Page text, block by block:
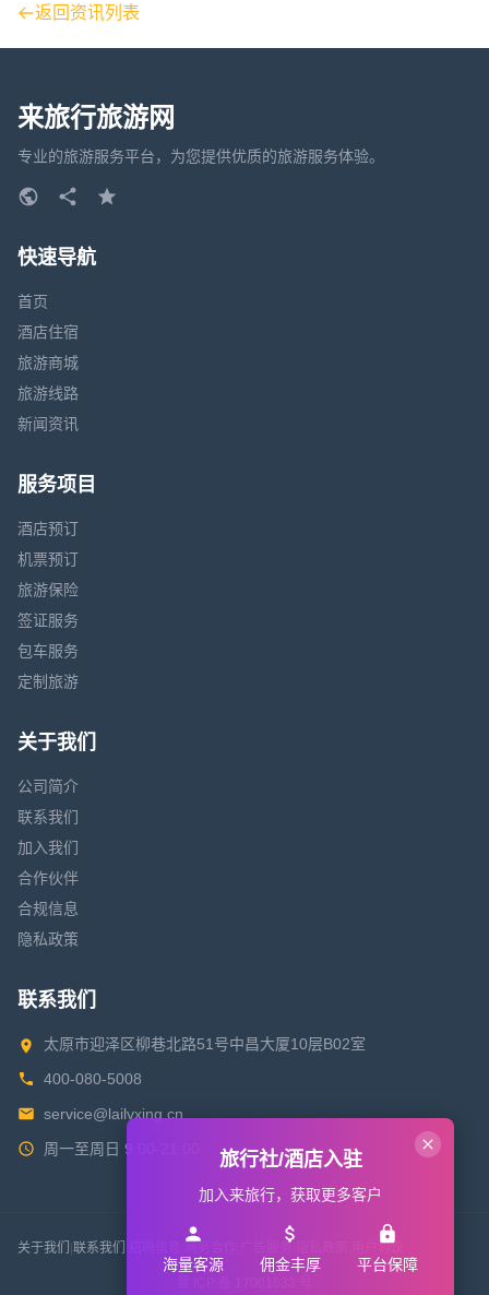
返回资讯列表
来旅行旅游网
专业的旅游服务平台，为您提供优质的旅游服务体验。
快速导航
首页
酒店住宿
旅游商城
旅游线路
新闻资讯
服务项目
酒店预订
机票预订
旅游保险
签证服务
包车服务
定制旅游
关于我们
公司简介
联系我们
加入我们
合作伙伴
合规信息
隐私政策
联系我们
太原市迎泽区柳巷北路51号中昌大厦10层B02室
400-080-5008
service@lailvxing.cn
周一至周日 9:00-21:00
关于我们 联系我们 用户协议
旅行社/酒店入驻
加入来旅行，获取更多客户
海量客源 佣金丰厚 平台保障